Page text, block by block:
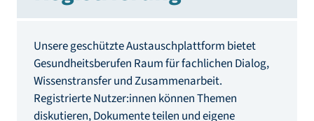
Unsere geschützte Austauschplattform bietet
Gesundheitsberufen Raum für fachlichen Dialog,
Wissenstransfer und Zusammenarbeit.
Registrierte Nutzer:innen können Themen
diskutieren, Dokumente teilen und eigene